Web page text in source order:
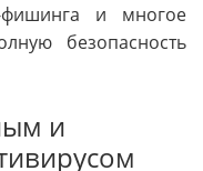
фишинга и многое
безопасность
и